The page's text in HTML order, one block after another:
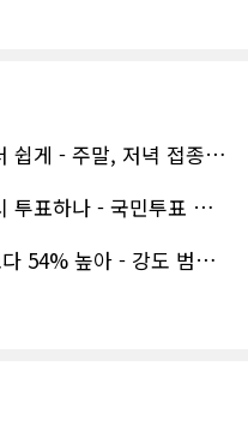
셨습니다. 마치 가족을 대하듯 작은 부분까지 세심하게 챙겨 주시는 모습에 큰 감동을 받았습니다.
에 차량 구매를 고민하는 분이 있다면 자신 있게 추천드리고 싶은 최고의 딜러님입니다.
전문성과 책임감을 느낄 수 있었습니다.
니다. 특히 아이들과 함께 즐겁게 시간을 보낼 수 있는 공간이 되어 더욱 뜻깊습니다.
를 자신 있게 추천드립니다.
앨버타 홍역 확산에 백신 접종 더 쉽게 - 주말, 저녁 접종 클리닉 열..
앨버타 일광 절약 시간 폐지 다시 투표하나 - 국민투표 기준 낮춰지며 ..
앨버타 시골 지역 범죄율 도시보다 54% 높아 - 강도 범죄는 도시가 ..